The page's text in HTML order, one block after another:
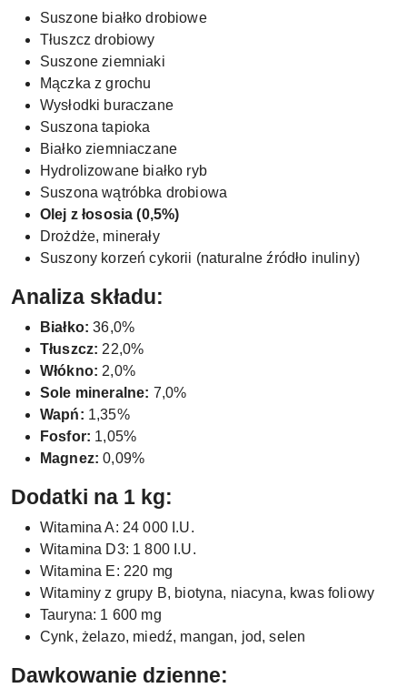
Suszone białko drobiowe
Tłuszcz drobiowy
Suszone ziemniaki
Mączka z grochu
Wysłodki buraczane
Suszona tapioka
Białko ziemniaczane
Hydrolizowane białko ryb
Suszona wątróbka drobiowa
Olej z łososia (0,5%)
Drożdże, minerały
Suszony korzeń cykorii (naturalne źródło inuliny)
Analiza składu:
Białko: 36,0%
Tłuszcz: 22,0%
Włókno: 2,0%
Sole mineralne: 7,0%
Wapń: 1,35%
Fosfor: 1,05%
Magnez: 0,09%
Dodatki na 1 kg:
Witamina A: 24 000 I.U.
Witamina D3: 1 800 I.U.
Witamina E: 220 mg
Witaminy z grupy B, biotyna, niacyna, kwas foliowy
Tauryna: 1 600 mg
Cynk, żelazo, miedź, mangan, jod, selen
Dawkowanie dzienne: